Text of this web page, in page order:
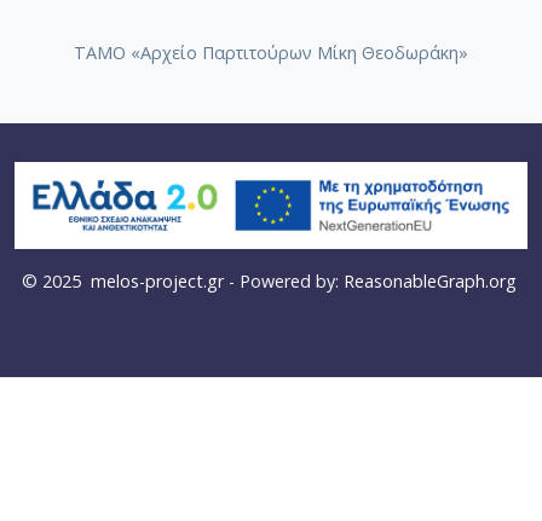
ΤΑΜΟ «Αρχείο Παρτιτούρων Μίκη Θεοδωράκη»
© 2025 melos-project.gr- Powered by: ReasonableGraph.org